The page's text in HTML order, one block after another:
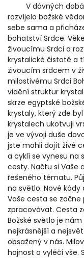
V dávných
rozvíjelo božské
sebe sama a
bohatství Srdce.
živoucímu Srdci a
krystalické čistotě a
živoucím srdcem v
milostivému Srdci
vidění struktur
skrze egyptské
krystaly, který zde
krystalech ukotvuji
je ve vývoji duše
jste mohli dojít živé
a cyklí se vynesu na
cesty. Načtu si Vaše
řešeného tématu.
na světlo. Nové
Vaše cesta se
zpracovávat. Cesta
Božské světlo je
nejkrásnější a
obsažený v nás.
hojnost a vyléčí vše.